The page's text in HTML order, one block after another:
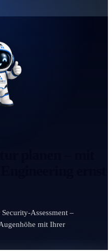
Assessment –
mit Ihrer